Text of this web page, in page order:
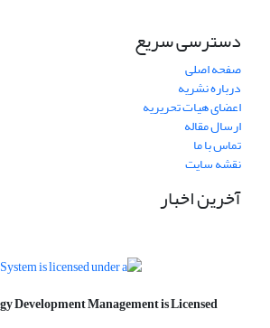
دسترسی سریع
صفحه اصلی
درباره نشریه
اعضای هیات تحریریه
ارسال مقاله
تماس با ما
نقشه سایت
آخرین اخبار
Development Management is Licensed